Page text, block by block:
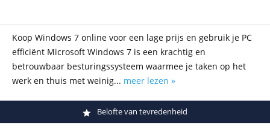
Koop Windows 7 online voor een lage prijs en gebruik je PC
efficiënt Microsoft Windows 7 is een krachtig en
betrouwbaar besturingssysteem waarmee je taken op het
werk en thuis met weinig... meer lezen »
Belofte van tevredenheid